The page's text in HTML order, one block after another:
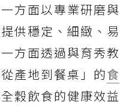
方面以專業研磨與
供穩定、細緻、易
方面透過與育秀教
產地到餐桌」的食
穀飲食的健康效益